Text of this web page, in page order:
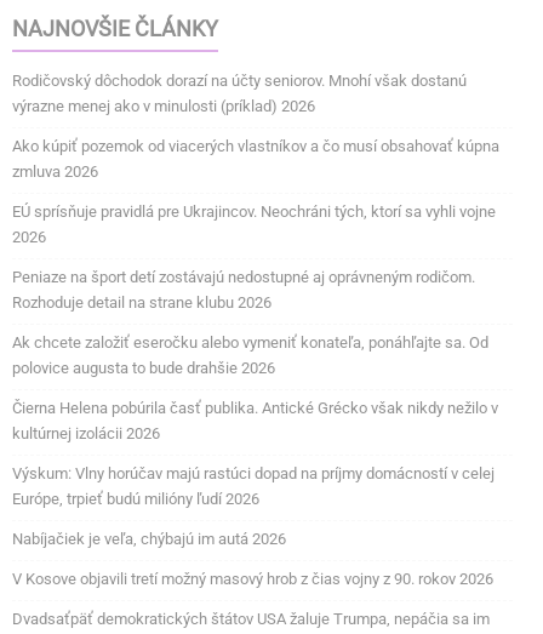
NAJNOVŠIE ČLÁNKY
Rodičovský dôchodok dorazí na účty seniorov. Mnohí však dostanú
výrazne menej ako v minulosti (príklad) 2026
Ako kúpiť pozemok od viacerých vlastníkov a čo musí obsahovať kúpna
zmluva 2026
EÚ sprísňuje pravidlá pre Ukrajincov. Neochráni tých, ktorí sa vyhli vojne
2026
Peniaze na šport detí zostávajú nedostupné aj oprávneným rodičom.
Rozhoduje detail na strane klubu 2026
Ak chcete založiť eseročku alebo vymeniť konateľa, ponáhľajte sa. Od
polovice augusta to bude drahšie 2026
Čierna Helena pobúrila časť publika. Antické Grécko však nikdy nežilo v
kultúrnej izolácii 2026
Výskum: Vlny horúčav majú rastúci dopad na príjmy domácností v celej
Európe, trpieť budú milióny ľudí 2026
Nabíjačiek je veľa, chýbajú im autá 2026
V Kosove objavili tretí možný masový hrob z čias vojny z 90. rokov 2026
Dvadsaťpäť demokratických štátov USA žaluje Trumpa, nepáčia sa im